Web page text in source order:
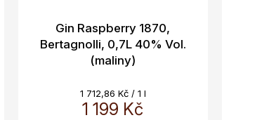
Gin Raspberry 1870,
Bertagnolli, 0,7L 40% Vol.
(maliny)
1 199 Kč
Měrná
cena:
1 712,86 Kč / 1 l